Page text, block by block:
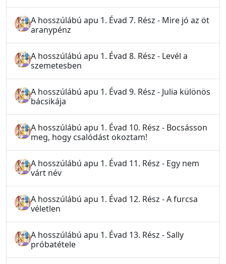
A hosszúlábú apu 1. Évad 7. Rész - Mire jó az öt
aranypénz
A hosszúlábú apu 1. Évad 8. Rész - Levél a
szemetesben
A hosszúlábú apu 1. Évad 9. Rész - Julia különös
bácsikája
A hosszúlábú apu 1. Évad 10. Rész - Bocsásson
meg, hogy csalódást okoztam!
A hosszúlábú apu 1. Évad 11. Rész - Egy nem
várt név
A hosszúlábú apu 1. Évad 12. Rész - A furcsa
véletlen
A hosszúlábú apu 1. Évad 13. Rész - Sally
próbatétele